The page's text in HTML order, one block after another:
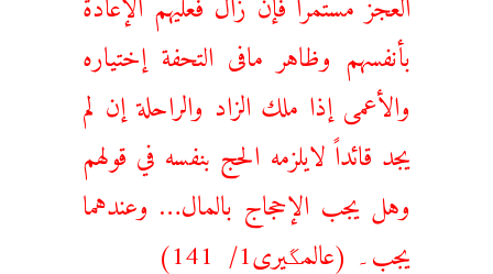
بأنفسهم وظاهر مافی التحفة إختياره
والأعمی إذا ملك الزاد والراحلة إن لم
يجد قائداً لايلزمه الحج بنفسه في قولهم
وهل يجب الإحجاج بالمال… وعندهما
يجب۔ (عالمگیری1/ 141)